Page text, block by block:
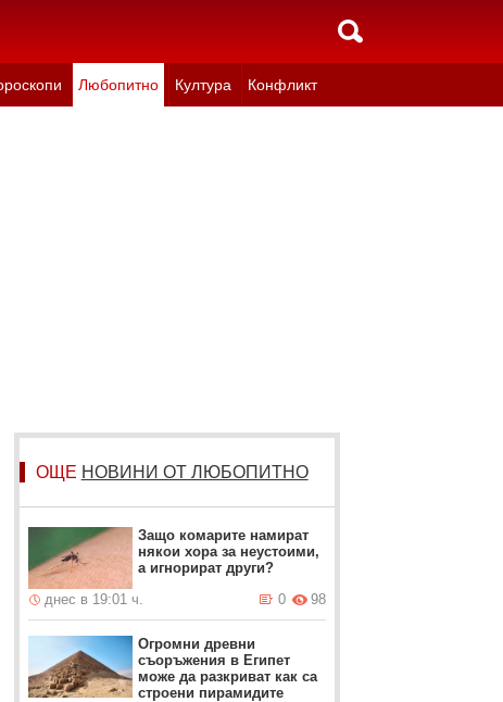
Любопитно Култура Конфликт
ОЩЕ НОВИНИ ОТ ЛЮБОПИТНО
Защо комарите намират
някои хора за неустоими,
а игнорират други?
днес в 19:01 ч.
98
0
Огромни древни
съоръжения в Египет
може да разкриват как са
строени пирамидите